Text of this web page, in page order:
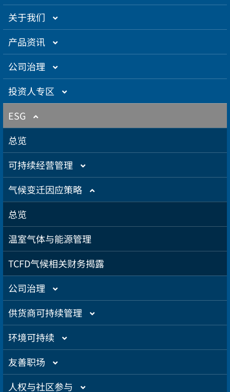
关于我们
集团介绍
企业大世纪
创办人理念
关系企业
得奖肯定
产品资讯
光通信
精密电子
卫星应用
航海电子
智慧城市
公司治理
组织架构／经营团队
董监事名单
功能性委员会
内部稽核
公司规章
公司治理章程
设置公司治理主管
资讯安全
运作情形
投资人专区
营运概况
营运目标
投资人服务
股东专栏
财务资讯
财务月报
财务季报
财务年报
重大讯息
法说会资讯
股务资讯
股务资讯下载
股利政策及股利分派
大众控股前十大股东名单
投资人关係活动
活动行事曆
法说会
股东会
ESG
总览
可持续经营管理
总览
可持续管理组织架构
政策与宣言
实践联合国可持续发展目标
重大性主题与利害关係人议合
气候变迁因应策略
总览
温室气体与能源管理
TCFD气候相关财务揭露
公司治理
总览
公司诚信经营与反贪腐
供货商可持续管理
总览
环境可持续
总览
绿色产品
友善职场
总览
人权与社区参与